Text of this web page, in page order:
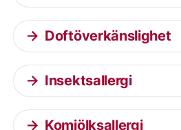
Doftöverkänslighet
Insektsallergi
Komjölksallergi